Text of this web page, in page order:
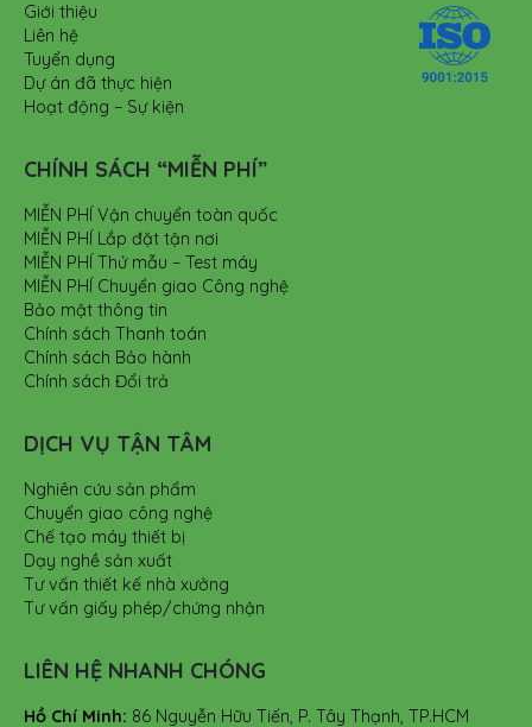
Giới thiệu
Liên hệ
Tuyển dụng
Dự án đã thực hiện
Hoạt động – Sự kiện
CHÍNH SÁCH “MIỄN PHÍ”
MIỄN PHÍ Vận chuyển toàn quốc
MIỄN PHÍ Lắp đặt tận nơi
MIỄN PHÍ Thử mẫu – Test máy
MIỄN PHÍ Chuyển giao Công nghệ
Bảo mật thông tin
Chính sách Thanh toán
Chính sách Bảo hành
Chính sách Đổi trả
DỊCH VỤ TẬN TÂM
Nghiên cứu sản phẩm
Chuyển giao công nghệ
Chế tạo máy thiết bị
Dạy nghề sản xuất
Tư vấn thiết kế nhà xưởng
Tư vấn giấy phép/chứng nhận
LIÊN HỆ NHANH CHÓNG
Hồ Chí Minh: 86 Nguyễn Hữu Tiến, P. Tây Thạnh, TP.HCM